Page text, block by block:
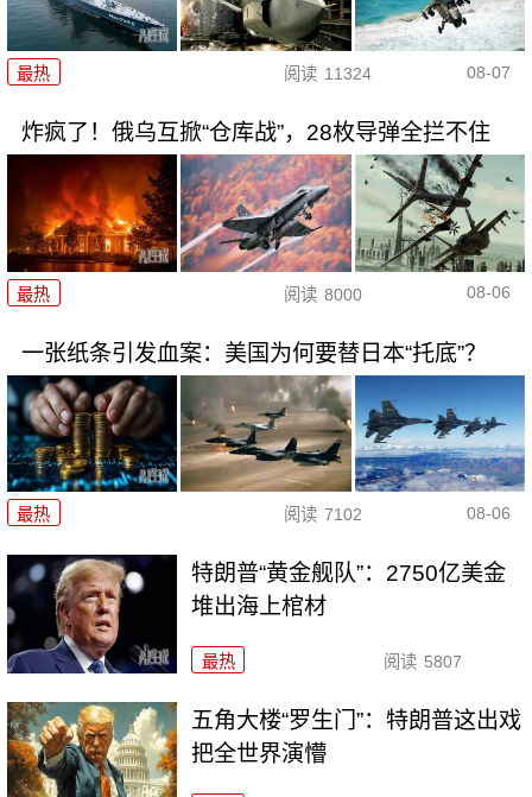
最热 阅读 11324 08-07
炸疯了！俄乌互掀“仓库战”，28枚导弹全拦不住
最热 阅读 8000 08-06
一张纸条引发血案：美国为何要替日本“托底”？
最热 阅读 7102 08-06
特朗普“黄金舰队”：2750亿美金
堆出海上棺材
最热 阅读 5807
五角大楼“罗生门”：特朗普这出戏
把全世界演懵